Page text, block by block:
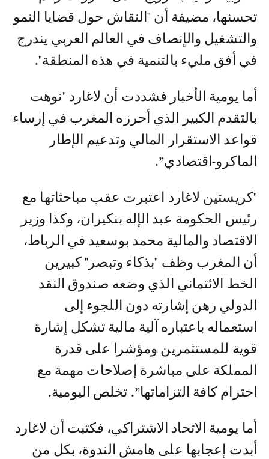
تحسنها، مضيفة أن "النقاش حول قضايا النمو
والتشغيل والإنصاف في العالم العربي يندرج
في أفق مليء بالتنمية في هذه المنطقة".
أما يومية الأخبار فشددت أن لاغارد "نوهت
بالتقدم الكبير الذي أحرزه المغرب في إرساء
قواعد الاستقرار المالي وتدعيم الإطار
الماكرو-اقتصادي”.
"كريستين لاغارد اعتبرت عقب مباحثاتها مع
رئيس الحكومة عبد الإله بنكيران، وكذا وزير
الاقتصاد والمالية محمد بوسعيد في الرباط،
أن المغرب وظف "بذكاء وتبصر" كبيرين
الخط الائتماني الذي وضعه صندوق النقد
الدولي رهن إشارته دون اللجوء إلى
استعماله باعتباره آلية مالية تشكل إشارة
قوية للمستثمرين ومؤشرا على قدرة
المملكة على مباشرة إصلاحات مهمة مع
احترام كافة التزاماتها”. تخلص اليومية.
أما يومية الاتحاد الاشتراكي، فكتبت أن لاغارد
أبدت إعجابها على هامش الندوة، بكل من